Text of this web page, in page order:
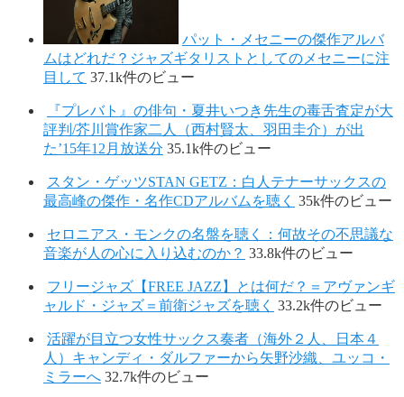
パット・メセニーの傑作アルバ
ムはどれだ？ジャズギタリストとしてのメセニーに注
目して 37.1k件のビュー
『プレバト』の俳句・夏井いつき先生の毒舌査定が大
評判/芥川賞作家二人（西村賢太、羽田圭介）が出
た’15年12月放送分 35.1k件のビュー
スタン・ゲッツSTAN GETZ：白人テナーサックスの
最高峰の傑作・名作CDアルバムを聴く 35k件のビュー
セロニアス・モンクの名盤を聴く：何故その不思議な
音楽が人の心に入り込むのか？ 33.8k件のビュー
フリージャズ【FREE JAZZ】とは何だ？＝アヴァンギ
ャルド・ジャズ＝前衛ジャズを聴く 33.2k件のビュー
活躍が目立つ女性サックス奏者（海外２人、日本４
人）キャンディ・ダルファーから矢野沙織、ユッコ・
ミラーへ 32.7k件のビュー